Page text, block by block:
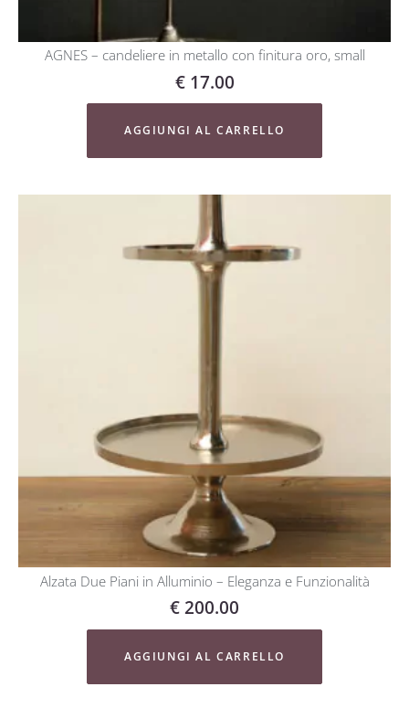
AGNES – candeliere in metallo con finitura oro, small
€17.00
AGGIUNGI AL CARRELLO
Alzata Due Piani in Alluminio – Eleganza e Funzionalità
€200.00
AGGIUNGI AL CARRELLO